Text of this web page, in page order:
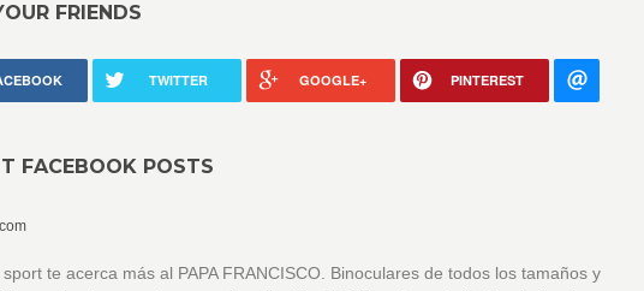
FRIENDS
TWITTER GOOGLE+ PINTEREST
FACEBOOK POSTS
te acerca más al PAPA FRANCISCO. Binoculares de todos los tamaños y